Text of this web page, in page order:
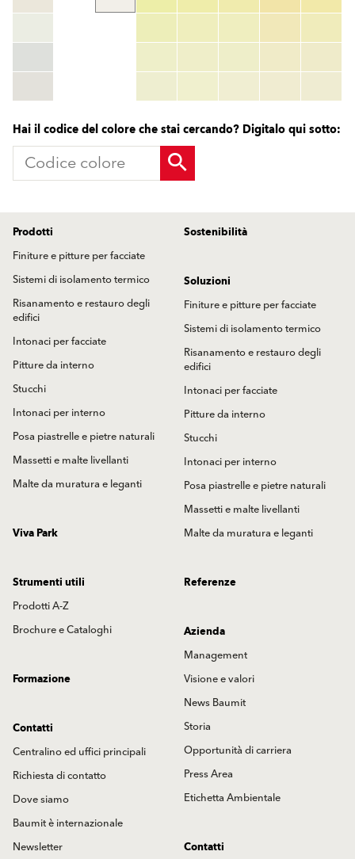
color_name
HEX:hex_code
TSR:tsr_code
Maggiori informazioni
Hai il codice del colore che stai cercando? Digitalo qui sotto:
Prodotti
Finiture e pitture per facciate
Sistemi di isolamento termico
Risanamento e restauro degli
edifici
Intonaci per facciate
Pitture da interno
Stucchi
Intonaci per interno
Posa piastrelle e pietre naturali
Massetti e malte livellanti
Malte da muratura e leganti
Sostenibilità
Soluzioni
Finiture e pitture per facciate
Sistemi di isolamento termico
Risanamento e restauro degli
edifici
Intonaci per facciate
Pitture da interno
Stucchi
Intonaci per interno
Posa piastrelle e pietre naturali
Massetti e malte livellanti
Malte da muratura e leganti
Viva Park
Strumenti utili
Prodotti A-Z
Brochure e Cataloghi
Referenze
Azienda
Management
Visione e valori
News Baumit
Storia
Opportunità di carriera
Press Area
Etichetta Ambientale
Formazione
Contatti
Centralino ed uffici principali
Richiesta di contatto
Dove siamo
Baumit è internazionale
Newsletter
Contatti